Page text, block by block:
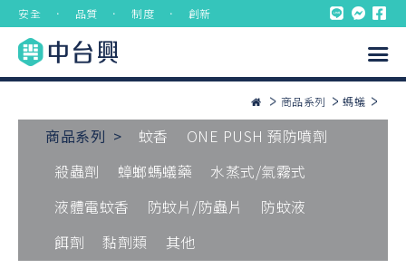
安全 ． 品質 ． 制度 ． 創新
商品系列 螞蟻
商品系列 > 蚊香
ONE PUSH 預防噴劑
殺蟲劑
蟑螂螞蟻藥
水蒸式/氣霧式
液體電蚊香
防蚊片/防蟲片
防蚊液
餌劑
黏劑類 其他